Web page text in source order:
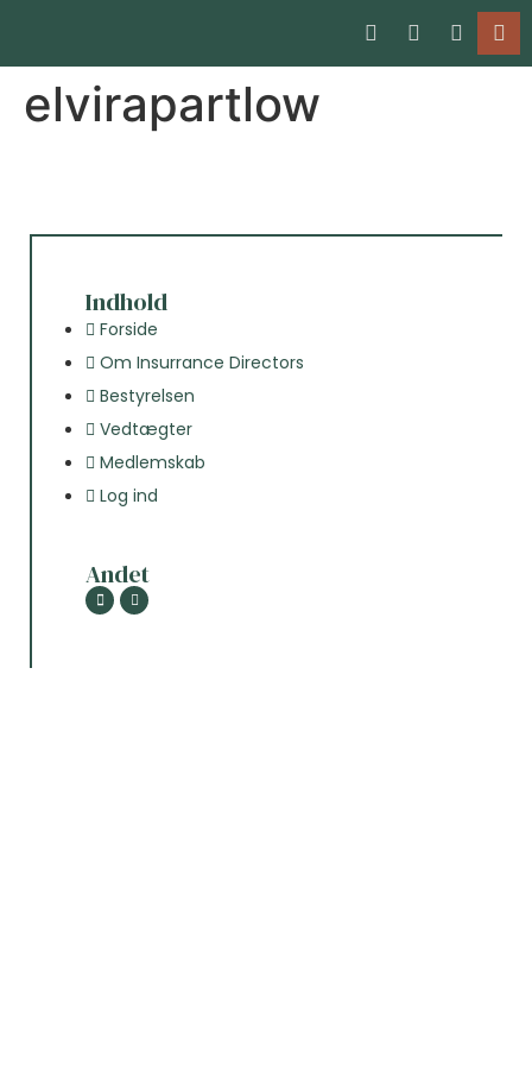
elvirapartlow
Indhold
Forside
Om Insurrance Directors
Bestyrelsen
Vedtægter
Medlemskab
Log ind
Andet